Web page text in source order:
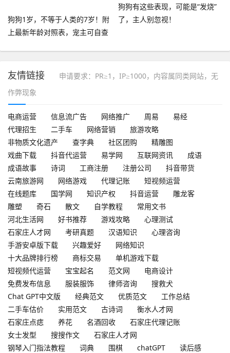
狗狗1岁，不等于人类的7岁！附
上最新年龄对照表，宠主可自查
狗狗有这些表现，可能是“发烧”
了，主人别忽视！
友情链接
申请要求：PR≥1，IP≥1000，内容属同类网站，无
作弊现象
电商运营 信息流广告 网络推广 周易
易经
代理招生
二手车 网络营销
旅游攻略
非物质文化遗产
查字典 社区团购
精雕图
戏曲下载
抖音代运营 易学网 互联网资讯
成语
成语故事
诗词 工商注册 注册公司
抖音带货
云南旅游网
网络游戏 代理记账
短视频运营
在线题库
国学网 知识产权 抖音运营
雕龙客
雕塑
奇石 散文 自学教程
常用文书
河北生活网
好书推荐 游戏攻略
心理测试
石家庄人才网
考研真题 汉语知识
心理咨询
手游安卓版下载
兴趣爱好
网络知识
十大品牌排行榜
商标交易
单机游戏下载
短视频代运营
宝宝起名 范文网
电商设计
免费发布信息
服装服饰 律师咨询
搜救犬
Chat GPT中文版
经典范文 优质范文
工作总结
二手车估价
实用范文 古诗词
衡水人才网
石家庄点痣
养花 名酒回收
石家庄代理记账
女士发型
搜搜作文
石家庄人才网
钢琴入门指法教程
词典 围棋 chatGPT
读后感